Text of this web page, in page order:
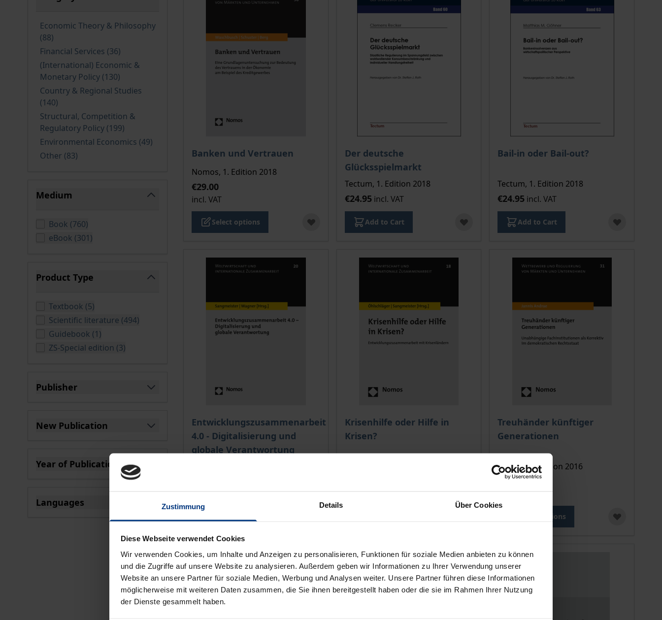
Zustimmung Details Über Cookies
Diese Webseite verwendet Cookies
Wir verwenden Cookies, um Inhalte und Anzeigen zu personalisieren, Funktionen für soziale Medien anbieten zu können
und die Zugriffe auf unsere Website zu analysieren. Außerdem geben wir Informationen zu Ihrer Verwendung unserer
Website an unsere Partner für soziale Medien, Werbung und Analysen weiter. Unsere Partner führen diese Informationen
möglicherweise mit weiteren Daten zusammen, die Sie ihnen bereitgestellt haben oder die sie im Rahmen Ihrer Nutzung
der Dienste gesammelt haben.
Economic Theory & Philosophy
(88products available
)
Financial Services (36products available
)
(International) Economic &
Monetary Policy (130products available
)
Country & Regional Studies
(140products available
)
Structural, Competition &
Regulatory Policy (199products available
)
Environmental Economics (49products available
)
Other (83products available
)
Medium
Book (760products available
)
eBook (301products available
)
Product Type
Textbook (5products available
)
Scientific literature (494products available
)
Guidebook (1products available
)
ZS-Special edition (3products available
)
Publisher
New Publication
Year of Publication
Languages
Banken und Vertrauen
The price depends on the options chosen on the product page
Nomos, 1. Edition 2018
€29.00
incl. VAT
Select options
Der deutsche
Glücksspielmarkt
Tectum, 1. Edition 2018
€24.95 incl. VAT
Add to Cart
Bail-in oder Bail-out?
Tectum, 1. Edition 2018
€24.95 incl. VAT
Add to Cart
Entwicklungszusammenarbeit
4.0 - Digitalisierung und
globale Verantwortung
The price depends on the options chosen on the product page
Krisenhilfe oder Hilfe in
Krisen?
The price depends on the options chosen on the product page
Treuhänder künftiger
Generationen
The price depends on the options chosen
Nomos, 1. Edition 2016
€84.00
Select options